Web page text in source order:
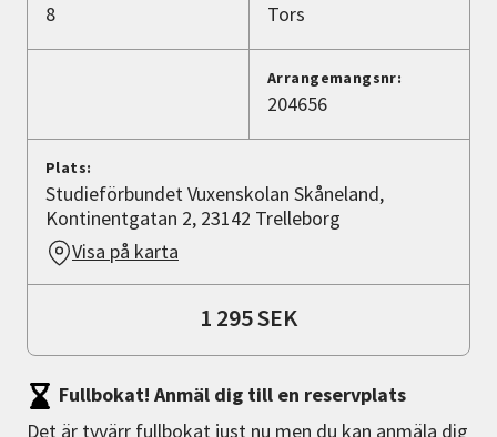
8 Tors
Arrangemangsnr:
204656
Plats:
Studieförbundet Vuxenskolan Skåneland,
Kontinentgatan 2, 23142 Trelleborg
Visa på karta
1 295 SEK
Fullbokat! Anmäl dig till en reservplats
Det är tyvärr fullbokat just nu men du kan anmäla dig